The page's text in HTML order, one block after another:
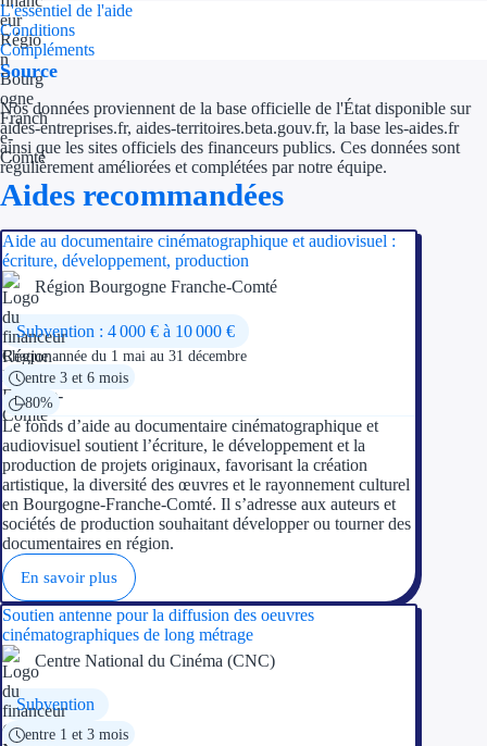
L'essentiel de l'aide
Conditions
Compléments
Source
Nos données proviennent de la base officielle de l'État disponible sur
aides-entreprises.fr, aides-territoires.beta.gouv.fr, la base les-aides.fr
ainsi que les sites officiels des financeurs publics. Ces données sont
régulièrement améliorées et complétées par notre équipe.
Aides recommandées
Aide au documentaire cinématographique et audiovisuel :
écriture, développement, production
Région Bourgogne Franche-Comté
Subvention : 4 000 € à 10 000 €
Chaque année du 1 mai au 31 décembre
entre 3 et 6 mois
80%
Le fonds d’aide au documentaire cinématographique et
audiovisuel soutient l’écriture, le développement et la
production de projets originaux, favorisant la création
artistique, la diversité des œuvres et le rayonnement culturel
en Bourgogne-Franche-Comté. Il s’adresse aux auteurs et
sociétés de production souhaitant développer ou tourner des
documentaires en région.
En savoir plus
Soutien antenne pour la diffusion des oeuvres
cinématographiques de long métrage
Centre National du Cinéma (CNC)
Subvention
entre 1 et 3 mois